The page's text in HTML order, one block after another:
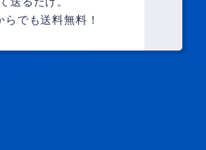
らでも送料無料！